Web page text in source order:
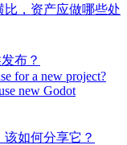
，资产应做哪些处
布？
for a new project?
new Godot
如何分享它？